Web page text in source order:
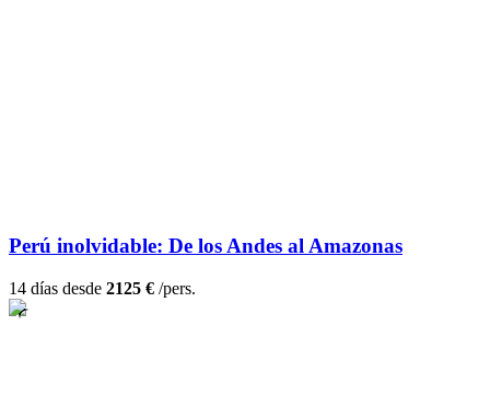
Perú inolvidable: De los Andes al Amazonas
14 días desde 2125 € /pers.